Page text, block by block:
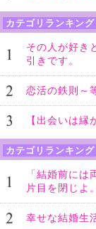
カテゴリランキング
その人が好き
引きです。
恋活の鉄則～
【出会いは縁
カテゴリランキング
「結婚前に
片目を閉じよ
幸せな結婚生